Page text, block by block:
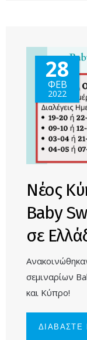
28
ΦΕΒ
2022
Νέος
Baby
σε
σεμιναρίων
και Κύπρο!
ΔΙΑΒΑΣΤΕ